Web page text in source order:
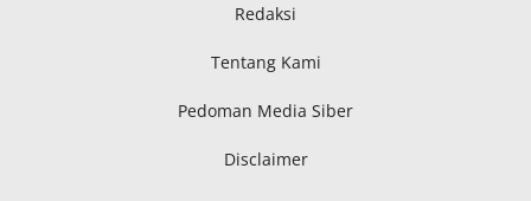
Redaksi
Tentang Kami
Pedoman Media Siber
Disclaimer